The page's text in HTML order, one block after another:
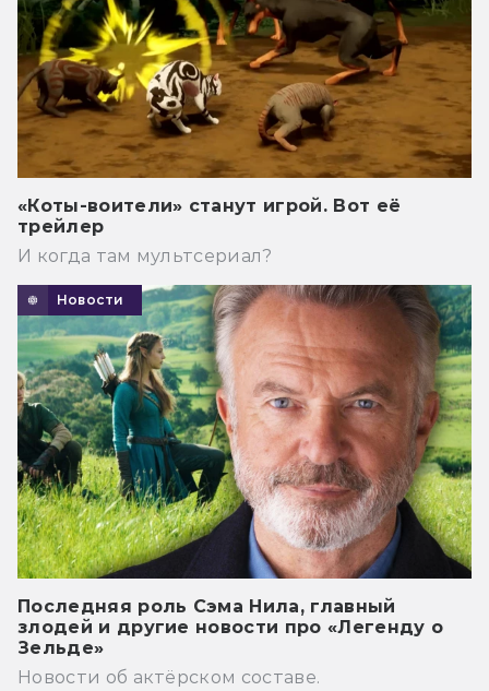
«Коты-воители» станут игрой. Вот её
трейлер
И когда там мультсериал?
Новости
Последняя роль Сэма Нила, главный
злодей и другие новости про «Легенду о
Зельде»
Новости об актёрском составе.